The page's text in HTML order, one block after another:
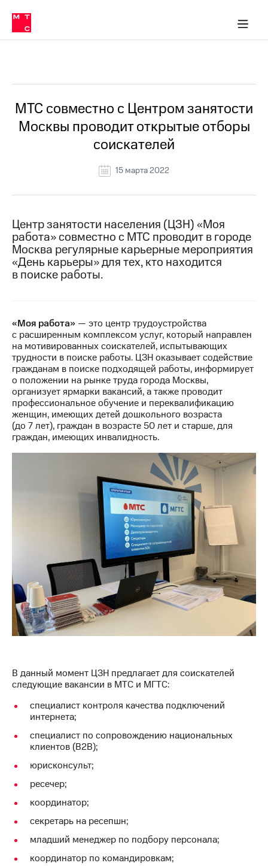
Медиа-центр
и акционерам
Устойчивое развитие
Комплаенс и деловая этика
компании
Карьера
История
компании
Руководство
информация
Контакты
Медиа-центр
Пресс-
релизы
Достижения
Интервью
Финансовая
отчетность
Контакты
Пригласить
спикера
управление
Корпоративный
информации
Информация
акционерам
Документы
ПАО
"МТС"
Собрания
акционеров
Личный
капитал
Контроль
аудит
Рынок
акций
Описание
Программа
Порядок
выкупа
Дивиденды
Рынок
облигаций
в МТС
Пресс-
релизы
о технологиях
МТС совместно с Центром занятости
Москвы проводит открытые отборы
соискателей
15 марта 2022
Центр занятости населения (ЦЗН) «Моя
работа» совместно с МТС проводит в городе
Москва регулярные карьерные мероприятия
«День карьеры» для тех, кто находится
в поиске работы.
«Моя работа» — это центр трудоустройства
с расширенным комплексом услуг, который направлен
на мотивированных соискателей, испытывающих
трудности в поиске работы. ЦЗН оказывает содействие
гражданам в поиске подходящей работы, информирует
о положении на рынке труда города Москвы,
организует ярмарки вакансий, а также проводит
профессиональное обучение и переквалификацию
женщин, имеющих детей дошкольного возраста
(до 7 лет), граждан в возрасте 50 лет и старше, для
граждан, имеющих инвалидность.
В данный момент ЦЗН предлагает для соискателей
следующие вакансии в МТС и МГТС:
специалист контроля качества подключений
интернета;
специалист по сопровождению национальных
клиентов (B2B);
юрисконсульт;
ресечер;
координатор;
секретарь на ресепшн;
младший менеджер по подбору персонала;
координатор по командировкам;